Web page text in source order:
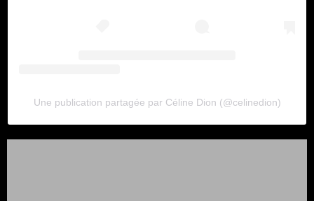
Une publication partagée par Céline Dion (@celinedion)